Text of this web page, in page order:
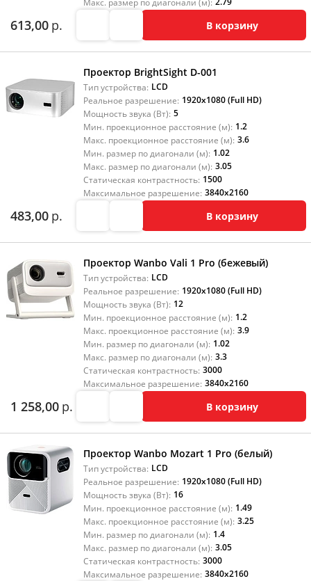
Макс. размер по диагонали (м):
613,00 р. В корзину
Проектор BrightSight D-001
Тип устройства: LCD
Реальное разрешение: 1920x1080 (Full HD)
Мощность звука (Вт): 5
Мин. проекционное расстояние (м): 1.2
Макс. проекционное расстояние (м): 3.6
Мин. размер по диагонали (м): 1.02
Макс. размер по диагонали (м): 3.05
Статическая контрастность: 1500
Максимальное разрешение: 3840x2160
483,00 р. В корзину
Проектор Wanbo Vali 1 Pro (бежевый)
Тип устройства: LCD
Реальное разрешение: 1920x1080 (Full HD)
Мощность звука (Вт): 12
Мин. проекционное расстояние (м): 1.2
Макс. проекционное расстояние (м): 3.9
Мин. размер по диагонали (м): 1.02
Макс. размер по диагонали (м): 3.3
Статическая контрастность: 3000
Максимальное разрешение: 3840x2160
1 258,00 р. В корзину
Проектор Wanbo Mozart 1 Pro (белый)
Тип устройства: LCD
Реальное разрешение: 1920x1080 (Full HD)
Мощность звука (Вт): 16
Мин. проекционное расстояние (м): 1.49
Макс. проекционное расстояние (м): 3.25
Мин. размер по диагонали (м): 1.4
Макс. размер по диагонали (м): 3.05
Статическая контрастность: 3000
Максимальное разрешение: 3840x2160